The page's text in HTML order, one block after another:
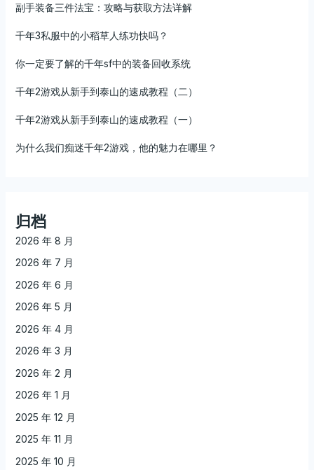
副手装备三件法宝：攻略与获取方法详解
千年3私服中的小稻草人练功快吗？
你一定要了解的千年sf中的装备回收系统
千年2游戏从新手到泰山的速成教程（二）
千年2游戏从新手到泰山的速成教程（一）
为什么我们痴迷千年2游戏，他的魅力在哪里？
归档
2026 年 8 月
2026 年 7 月
2026 年 6 月
2026 年 5 月
2026 年 4 月
2026 年 3 月
2026 年 2 月
2026 年 1 月
2025 年 12 月
2025 年 11 月
2025 年 10 月